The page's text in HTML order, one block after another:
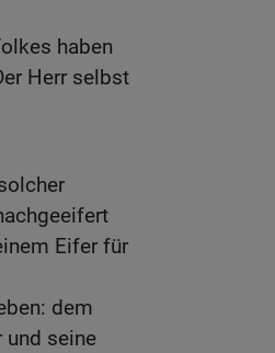
haben
Herr selbst
Eifer für
dem
und seine